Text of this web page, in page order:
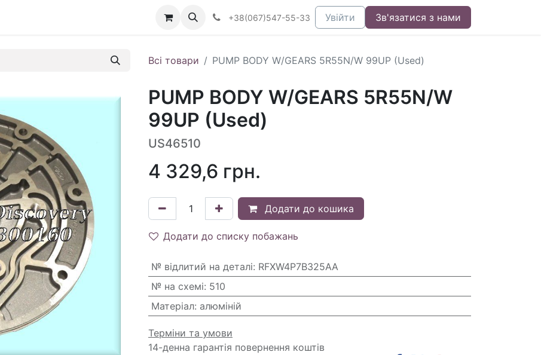
+38(067)547-55-33 Увійти Зв'язатися з нами
Всі товари PUMP BODY W/GEARS 5R55N/W 99UP (Used)
PUMP BODY W/GEARS 5R55N/W
99UP (Used)
US46510
4 329,6 грн.
Додати до кошика
Додати до списку побажань
№ відлитий на деталі: RFXW4P7B325AA
№ на схемі: 510
Матеріал: алюміній
Терміни та умови
14-денна гарантія повернення коштів